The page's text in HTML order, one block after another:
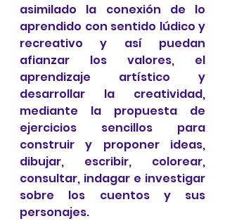
asimilado la conexión de lo
aprendido con sentido lúdico y
recreativo y así puedan
afianzar los valores, el
aprendizaje artístico y
desarrollar la creatividad,
mediante la propuesta de
ejercicios sencillos para
construir y proponer ideas,
dibujar, escribir, colorear,
consultar, indagar e investigar
sobre los cuentos y sus
personajes.